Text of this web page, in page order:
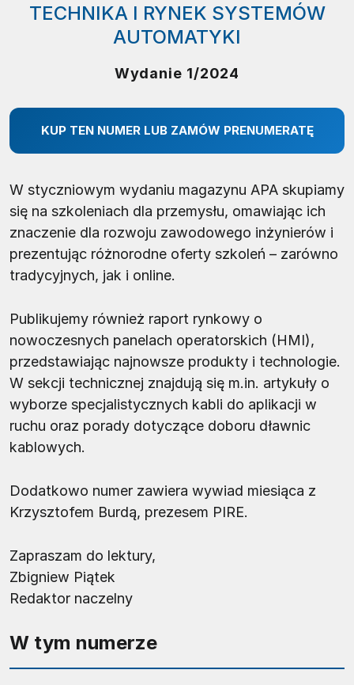
TECHNIKA I RYNEK SYSTEMÓW
AUTOMATYKI
Wydanie 1/2024
KUP TEN NUMER LUB ZAMÓW PRENUMERATĘ
W styczniowym wydaniu magazynu APA skupiamy
się na szkoleniach dla przemysłu, omawiając ich
znaczenie dla rozwoju zawodowego inżynierów i
prezentując różnorodne oferty szkoleń – zarówno
tradycyjnych, jak i online.
Publikujemy również raport rynkowy o
nowoczesnych panelach operatorskich (HMI),
przedstawiając najnowsze produkty i technologie.
W sekcji technicznej znajdują się m.in. artykuły o
wyborze specjalistycznych kabli do aplikacji w
ruchu oraz porady dotyczące doboru dławnic
kablowych.
Dodatkowo numer zawiera wywiad miesiąca z
Krzysztofem Burdą, prezesem PIRE.
Zapraszam do lektury,
Zbigniew Piątek
Redaktor naczelny
W tym numerze